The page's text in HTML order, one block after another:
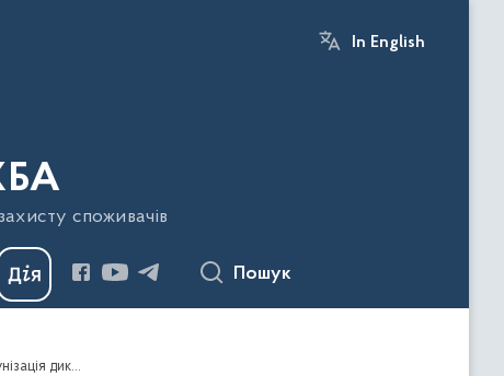
In English
споживачів
Пошук
Головне управління Держпродспоживслужби в Чернігівській області повідомляє, що стартувала пероральна імунізація диких тварин проти сказу